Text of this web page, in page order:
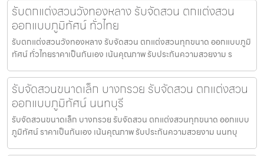
รับตกแต่งสวนวังทองหลาง รับจัดสวน ตกแต่งสวน
ออกแบบภูมิทัศน์ ทั่วไทย
รับตกแต่งสวนวังทองหลาง รับจัดสวน ตกแต่งสวนทุกขนาด ออกแบบภูมิ
ทัศน์ ทั่วไทยราคาเป็นกันเอง เน้นคุณภาพ รับประกันความสวยงาม ร
รับจัดสวนขนาดเล็ก บางกรวย รับจัดสวน ตกแต่งสวน
ออกแบบภูมิทัศน์ นนทบุรี
รับจัดสวนขนาดเล็ก บางกรวย รับจัดสวน ตกแต่งสวนทุกขนาด ออกแบบ
ภูมิทัศน์ ราคาเป็นกันเอง เน้นคุณภาพ รับประกันความสวยงาม นนทบุ